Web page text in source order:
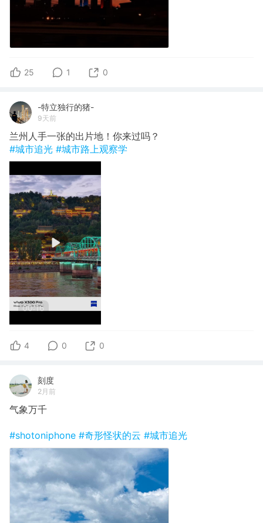
25 1 0
-特立独行的猪-
9天前
兰州人手一张的出片地！你来过吗？
#城市追光 #城市路上观察学
00:16
4 0 0
刻度
2月前
气象万千
#shotoniphone #奇形怪状的云 #城市追光